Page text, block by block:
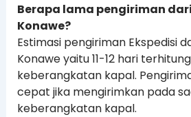
Berapa lama pengiriman
Konawe?
Estimasi pengiriman Ekspedisi
Konawe yaitu 11-12 hari
keberangkatan kapal.
cepat jika mengirimkan pada
keberangkatan kapal.